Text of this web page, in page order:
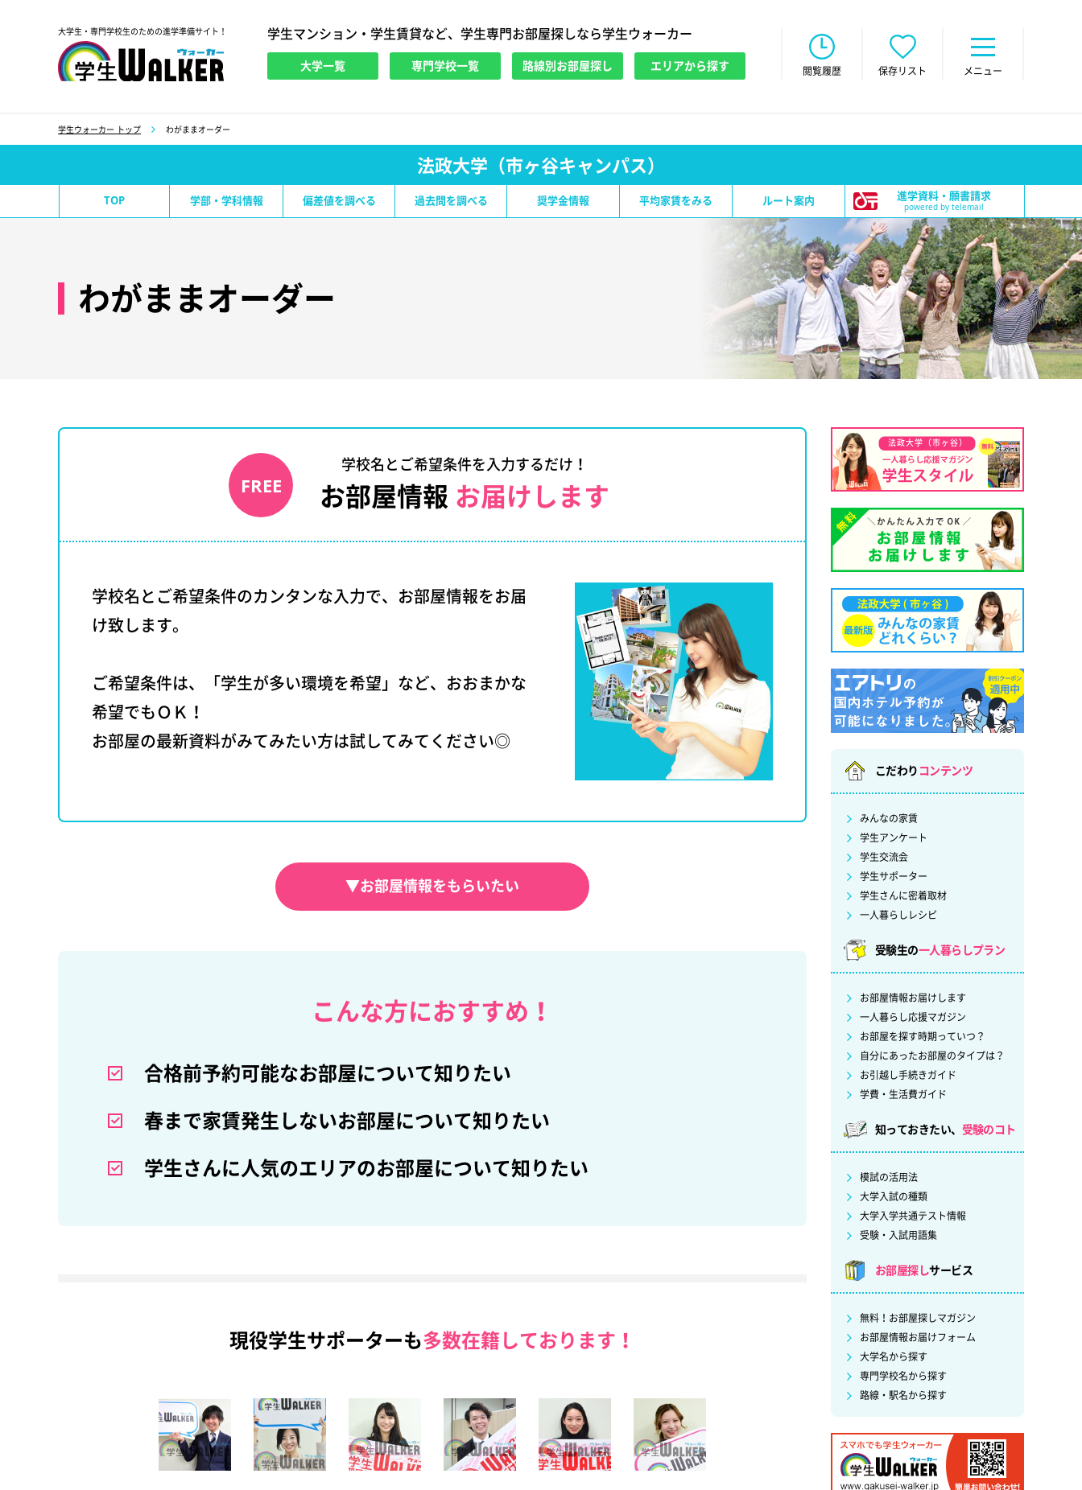
大学生・専門学校生のための進学準備サイト！ 学生マンション・学生賃貸など、学生専門お部屋探しなら学生ウォーカー
大学一覧 専門学校一覧 路線別お部屋探し エリアから探す 閲覧履歴 保存リスト メニュー
学生ウォーカー トップ わがままオーダー
法政大学（市ヶ谷キャンパス）
TOP 学部・学科情報 偏差値を調べる 過去問を調べる 奨学金情報 平均家賃をみる ルート案内 進学資料・願書請求
powered by telemail
わがままオーダー
FREE
学校名とご希望条件を入力するだけ！
お部屋情報 お届けします
学校名とご希望条件のカンタンな入力で、お部屋情報をお届
け致します。
ご希望条件は、「学生が多い環境を希望」など、おおまかな
希望でもＯＫ！
お部屋の最新資料がみてみたい方は試してみてください◎
▼お部屋情報をもらいたい
こんな方におすすめ！
合格前予約可能なお部屋について知りたい
春まで家賃発生しないお部屋について知りたい
学生さんに人気のエリアのお部屋について知りたい
現役学生サポーターも多数在籍しております！
法政大学（市ヶ谷）
こだわり コンテンツ
みんなの家賃
学生アンケート
学生交流会
学生サポーター
学生さんに密着取材
一人暮らしレシピ
受験生の一人暮らしプラン
お部屋情報お届けします
一人暮らし応援マガジン
お部屋を探す時期っていつ？
自分にあったお部屋のタイプは？
お引越し手続きガイド
学費・生活費ガイド
知っておきたい、 受験のコト
模試の活用法
大学入試の種類
大学入学共通テスト情報
受験・入試用語集
お部屋探しサービス
無料！お部屋探しマガジン
お部屋情報お届けフォーム
大学名から探す
専門学校名から探す
路線・駅名から探す